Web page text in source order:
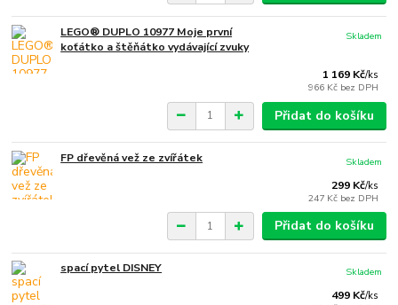
LEGO® DUPLO 10977 Moje první
koťátko a štěňátko vydávající zvuky
1 169 Kč/ks
966 Kč bez DPH
Skladem
Přidat do košíku
FP dřevěná vež ze zvířátek
299 Kč/ks
247 Kč bez DPH
Skladem
Přidat do košíku
spací pytel DISNEY
499 Kč/ks
Skladem